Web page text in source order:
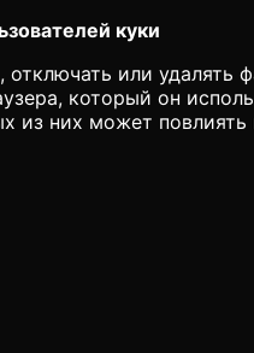
куки
или
который он
из них может